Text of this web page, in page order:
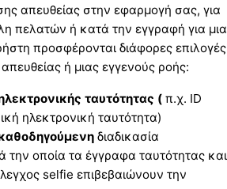
απευθείας στην εφαρμογή σας, για
πελατών ή κατά την εγγραφή για μια
προσφέρονται διάφορες επιλογές
ή μιας εγγενούς ροής:
ταυτότητας ( π.χ. ID
ηλεκτρονική ταυτότητα)
διαδικασία
οποία τα έγγραφα ταυτότητας και
selfie επιβεβαιώνουν την